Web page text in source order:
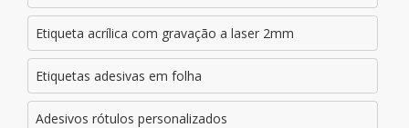
Etiqueta acrílica com gravação a laser 2mm
Etiquetas adesivas em folha
Adesivos rótulos personalizados